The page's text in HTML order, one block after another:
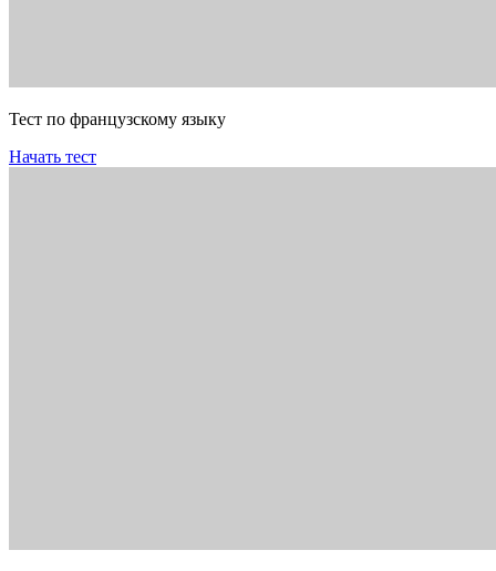
Тест по французскому языку
Начать тест